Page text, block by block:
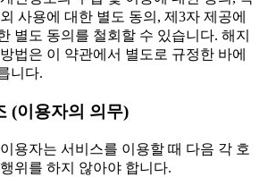
사용에 대한 별도 동의, 제3자 제공에
별도 동의를 철회할 수 있습니다. 해지
법은 이 약관에서 별도로 규정한 바에
니다.
(이용자의 의무)
용자는 서비스를 이용할 때 다음 각 호
위를 하지 않아야 합니다.